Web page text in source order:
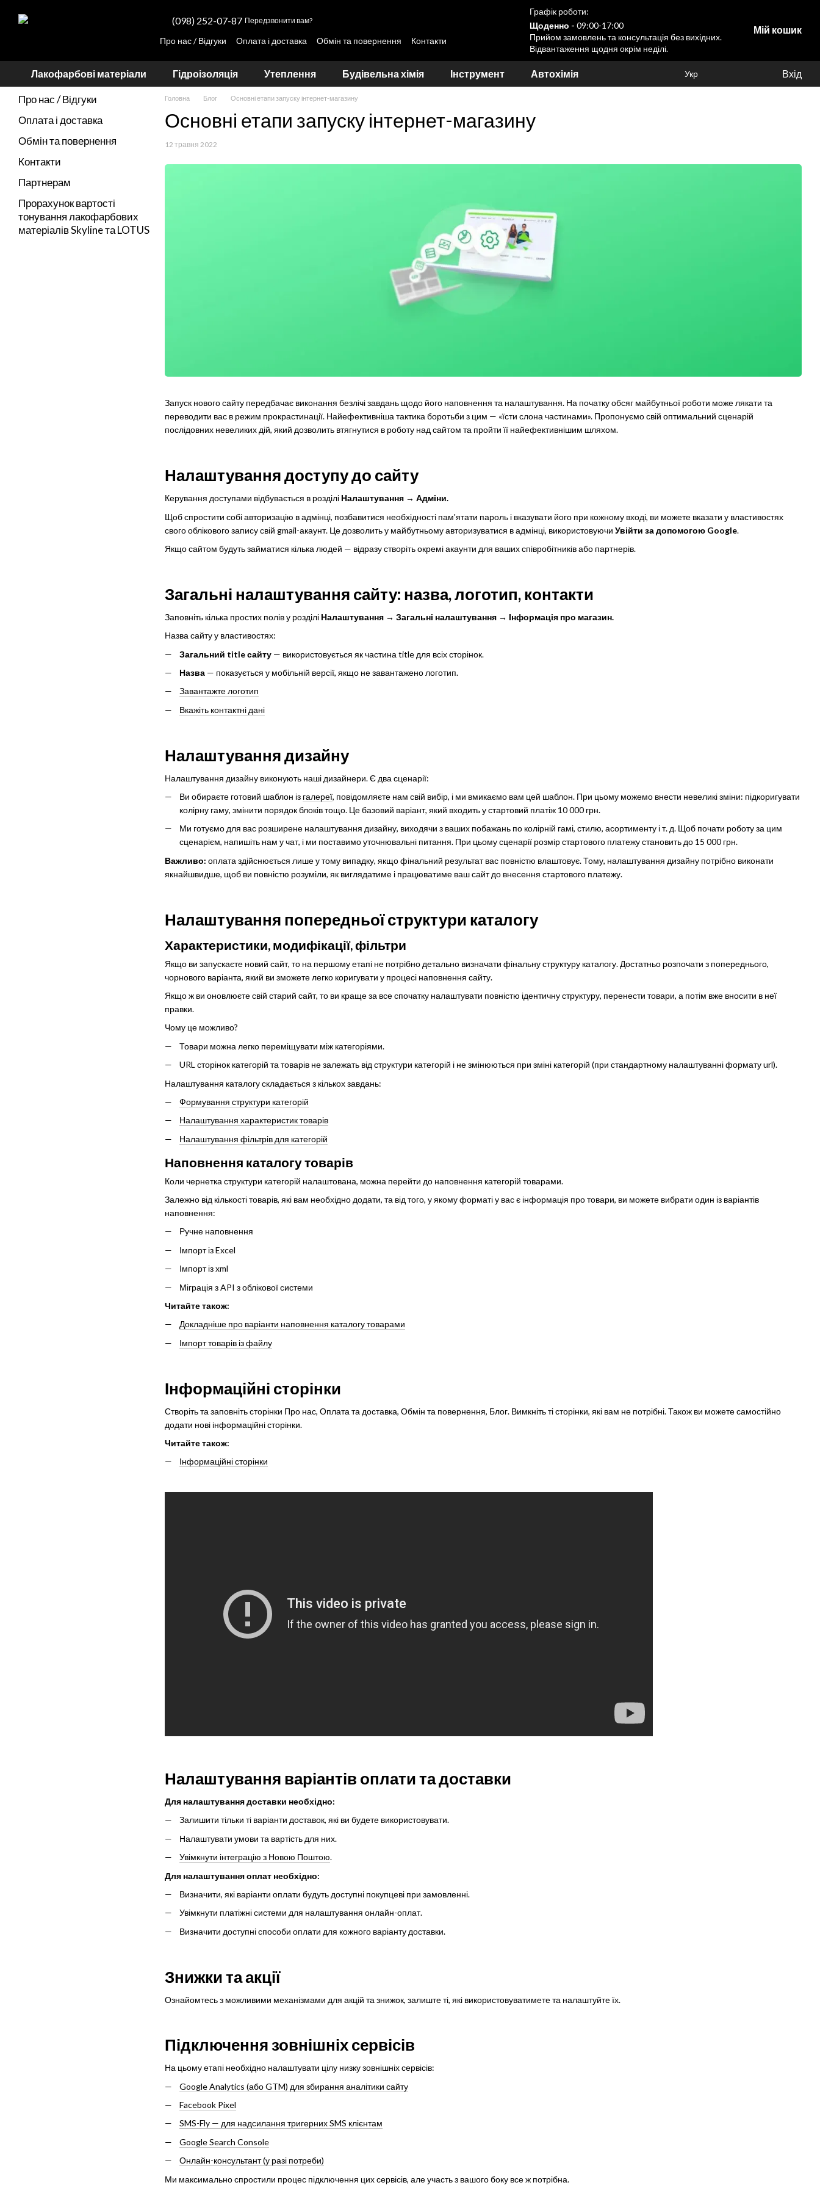
(098) 252-07-87 Передзвонити вам?
Про нас / Відгуки Оплата і доставка Обмін та повернення
Контакти
Графік роботи:
Щоденно -09:00-17:00
Прийом замовлень та консультація без вихідних.
Відвантаження щодня окрім неділі.
Мій кошик
Лакофарбові матеріали Гідроізоляція Утеплення Будівельна хімія Інструмент Автохімія Укр Вхід
Головна Блог Основні етапи запуску інтернет-магазину
Основні етапи запуску інтернет-магазину
12 травня 2022
Запуск нового сайту передбачає виконання безлічі завдань щодо його наповнення та налаштування. На початку обсяг майбутньої роботи може лякати та
переводити вас в режим прокрастинації. Найефективніша тактика боротьби з цим — «їсти слона частинами». Пропонуємо свій оптимальний сценарій
послідовних невеликих дій, який дозволить втягнутися в роботу над сайтом та пройти її найефективнішим шляхом.
Налаштування доступу до сайту
Керування доступами відбувається в розділі Налаштування → Адміни.
Щоб спростити собі авторизацію в адмінці, позбавитися необхідності пам'ятати пароль і вказувати його при кожному вході, ви можете вказати у властивостях
свого облікового запису свій gmail-акаунт. Це дозволить у майбутньому авторизуватися в адмінці, використовуючи Увійти за допомогою Google.
Якщо сайтом будуть займатися кілька людей — відразу створіть окремі акаунти для ваших співробітників або партнерів.
Загальні налаштування сайту: назва, логотип, контакти
Заповніть кілька простих полів у розділі Налаштування → Загальні налаштування → Інформація про магазин.
Назва сайту у властивостях:
Загальний title сайту — використовується як частина title для всіх сторінок.
Назва — показується у мобільній версії, якщо не завантажено логотип.
Завантажте логотип
Вкажіть контактні дані
Налаштування дизайну
Налаштування дизайну виконують наші дизайнери. Є два сценарії:
Ви обираєте готовий шаблон із галереї, повідомляєте нам свій вибір, і ми вмикаємо вам цей шаблон. При цьому можемо внести невеликі зміни: підкоригувати
колірну гаму, змінити порядок блоків тощо. Це базовий варіант, який входить у стартовий платіж 10 000 грн.
Ми готуємо для вас розширене налаштування дизайну, виходячи з ваших побажань по колірній гамі, стилю, асортименту і т. д. Щоб почати роботу за цим
сценарієм, напишіть нам у чат, і ми поставимо уточнювальні питання. При цьому сценарії розмір стартового платежу становить до 15 000 грн.
Важливо: оплата здійснюється лише у тому випадку, якщо фінальний результат вас повністю влаштовує. Тому, налаштування дизайну потрібно виконати
якнайшвидше, щоб ви повністю розуміли, як виглядатиме і працюватиме ваш сайт до внесення стартового платежу.
Налаштування попередньої структури каталогу
Характеристики, модифікації, фільтри
Якщо ви запускаєте новий сайт, то на першому етапі не потрібно детально визначати фінальну структуру каталогу. Достатньо розпочати з попереднього,
чорнового варіанта, який ви зможете легко коригувати у процесі наповнення сайту.
Якщо ж ви оновлюєте свій старий сайт, то ви краще за все спочатку налаштувати повністю ідентичну структуру, перенести товари, а потім вже вносити в неї
правки.
Чому це можливо?
Товари можна легко переміщувати між категоріями.
URL сторінок категорій та товарів не залежать від структури категорій і не змінюються при зміні категорій (при стандартному налаштуванні формату url).
Налаштування каталогу складається з кількох завдань:
Формування структури категорій
Налаштування характеристик товарів
Налаштування фільтрів для категорій
Наповнення каталогу товарів
Коли чернетка структури категорій налаштована, можна перейти до наповнення категорій товарами.
Залежно від кількості товарів, які вам необхідно додати, та від того, у якому форматі у вас є інформація про товари, ви можете вибрати один із варіантів
наповнення:
Ручне наповнення
Імпорт із Excel
Імпорт із xml
Міграція з API з облікової системи
Читайте також:
Докладніше про варіанти наповнення каталогу товарами
Імпорт товарів із файлу
Інформаційні сторінки
Створіть та заповніть сторінки Про нас, Оплата та доставка, Обмін та повернення, Блог. Вимкніть ті сторінки, які вам не потрібні. Також ви можете самостійно
додати нові інформаційні сторінки.
Читайте також:
Інформаційні сторінки
Налаштування варіантів оплати та доставки
Для налаштування доставки необхідно:
Залишити тільки ті варіанти доставок, які ви будете використовувати.
Налаштувати умови та вартість для них.
Увімкнути інтеграцію з Новою Поштою.
Для налаштування оплат необхідно:
Визначити, які варіанти оплати будуть доступні покупцеві при замовленні.
Увімкнути платіжні системи для налаштування онлайн-оплат.
Визначити доступні способи оплати для кожного варіанту доставки.
Знижки та акції
Ознайомтесь з можливими механізмами для акцій та знижок, залиште ті, які використовуватимете та налаштуйте їх.
Підключення зовнішніх сервісів
На цьому етапі необхідно налаштувати цілу низку зовнішніх сервісів:
Google Analytics (або GTM) для збирання аналітики сайту
Facebook Pixel
SMS-Fly — для надсилання тригерних SMS клієнтам
Google Search Console
Онлайн-консультант (у разі потреби)
Ми максимально спростили процес підключення цих сервісів, але участь з вашого боку все ж потрібна.
Про нас / Відгуки
Оплата і доставка
Обмін та повернення
Контакти
Партнерам
Прорахунок вартості
тонування лакофарбових
матеріалів Skyline та LOTUS